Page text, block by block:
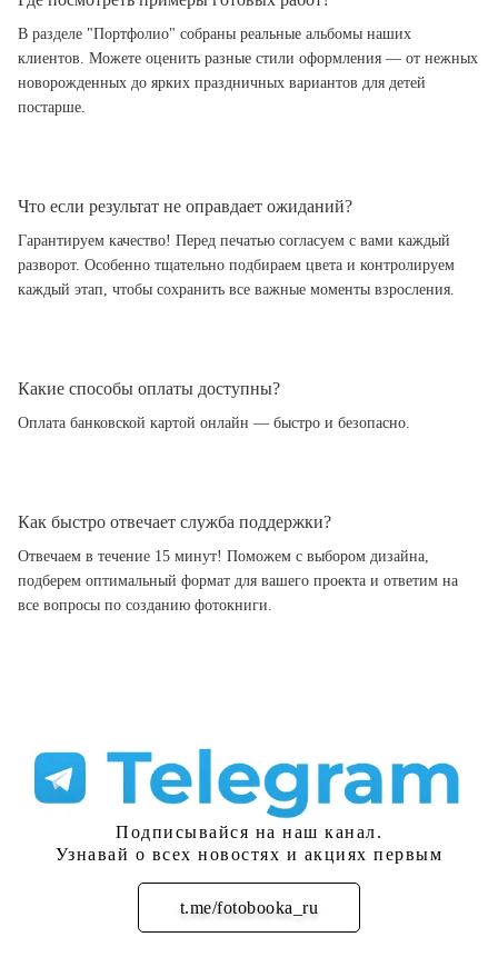
В разделе "Портфолио" собраны реальные альбомы наших
клиентов. Можете оценить разные стили оформления — от нежных
новорожденных до ярких праздничных вариантов для детей
постарше.
Что если результат не оправдает ожиданий?
Гарантируем качество! Перед печатью согласуем с вами каждый
разворот. Особенно тщательно подбираем цвета и контролируем
каждый этап, чтобы сохранить все важные моменты взросления.
Какие способы оплаты доступны?
Оплата банковской картой онлайн — быстро и безопасно.
Как быстро отвечает служба поддержки?
Отвечаем в течение 15 минут! Поможем с выбором дизайна,
подберем оптимальный формат для вашего проекта и ответим на
все вопросы по созданию фотокниги.
Подписывайся на наш канал.
Узнавай о всех новостях и акциях первым
t.me/fotobooka_ru
Подписаться